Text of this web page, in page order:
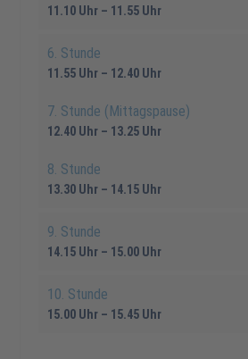
11.10 Uhr – 11.55 Uhr
6. Stunde
11.55 Uhr – 12.40 Uhr
7. Stunde (Mittagspause)
12.40 Uhr – 13.25 Uhr
8. Stunde
13.30 Uhr – 14.15 Uhr
9. Stunde
14.15 Uhr – 15.00 Uhr
10. Stunde
15.00 Uhr – 15.45 Uhr